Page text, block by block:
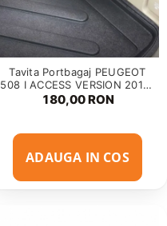
Tavita Portbagaj PEUGEOT
508 I ACCESS VERSION 2010-
2018
180,00 RON
ADAUGA IN COS